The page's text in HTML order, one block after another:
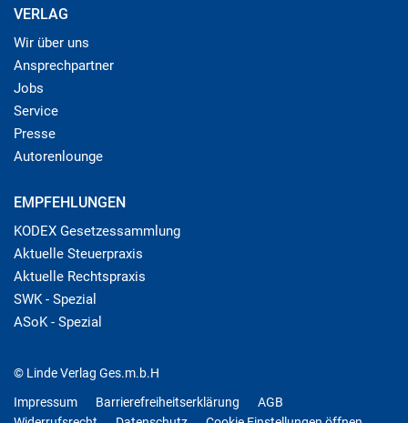
VERLAG
Wir über uns
Ansprechpartner
Jobs
Service
Presse
Autorenlounge
EMPFEHLUNGEN
KODEX Gesetzessammlung
Aktuelle Steuerpraxis
Aktuelle Rechtspraxis
SWK - Spezial
ASoK - Spezial
© Linde Verlag Ges.m.b.H
Impressum
Barrierefreiheitserklärung
AGB